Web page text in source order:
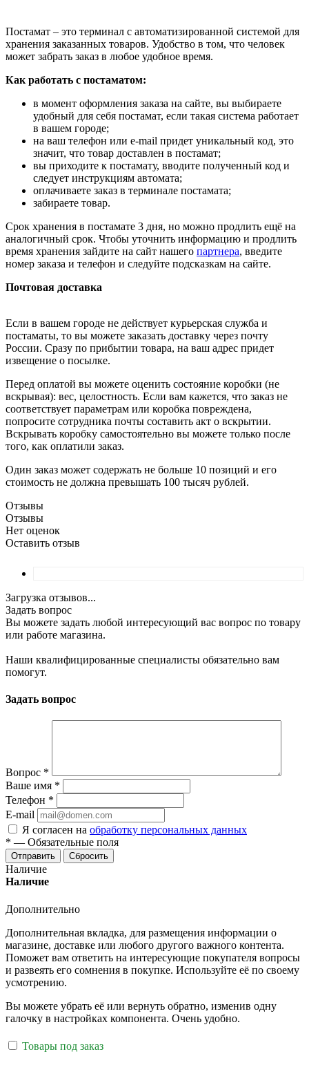
Постамат – это терминал с автоматизированной системой для
хранения заказанных товаров. Удобство в том, что человек
может забрать заказ в любое удобное время.
Как работать с постаматом:
в момент оформления заказа на сайте, вы выбираете
удобный для себя постамат, если такая система работает
в вашем городе;
на ваш телефон или e-mail придет уникальный код, это
значит, что товар доставлен в постамат;
вы приходите к постамату, вводите полученный код и
следует инструкциям автомата;
оплачиваете заказ в терминале постамата;
забираете товар.
Срок хранения в постамате 3 дня, но можно продлить ещё на
аналогичный срок. Чтобы уточнить информацию и продлить
время хранения зайдите на сайт нашего партнера, введите
номер заказа и телефон и следуйте подсказкам на сайте.
Почтовая доставка
Если в вашем городе не действует курьерская служба и
постаматы, то вы можете заказать доставку через почту
России. Сразу по прибытии товара, на ваш адрес придет
извещение о посылке.
Перед оплатой вы можете оценить состояние коробки (не
вскрывая): вес, целостность. Если вам кажется, что заказ не
соответствует параметрам или коробка повреждена,
попросите сотрудника почты составить акт о вскрытии.
Вскрывать коробку самостоятельно вы можете только после
того, как оплатили заказ.
Один заказ может содержать не больше 10 позиций и его
стоимость не должна превышать 100 тысяч рублей.
Отзывы
Отзывы
Нет оценок
Оставить отзыв
Загрузка отзывов...
Задать вопрос
Вы можете задать любой интересующий вас вопрос по товару
или работе магазина.
Наши квалифицированные специалисты обязательно вам
помогут.
Задать вопрос
Вопрос *
Ваше имя *
Телефон *
E-mail
Я согласен на обработку персональных данных
* — Обязательные поля
Отправить Сбросить
Наличие
Наличие
Дополнительно
Дополнительная вкладка, для размещения информации о
магазине, доставке или любого другого важного контента.
Поможет вам ответить на интересующие покупателя вопросы
и развеять его сомнения в покупке. Используйте её по своему
усмотрению.
Вы можете убрать её или вернуть обратно, изменив одну
галочку в настройках компонента. Очень удобно.
Товары под заказ